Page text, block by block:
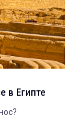
в Египте